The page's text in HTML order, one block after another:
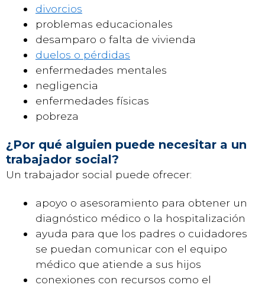
divorcios
problemas educacionales
desamparo o falta de vivienda
duelos o pérdidas
enfermedades mentales
negligencia
enfermedades físicas
pobreza
¿Por qué alguien puede necesitar a un
trabajador social?
Un trabajador social puede ofrecer:
apoyo o asesoramiento para obtener un
diagnóstico médico o la hospitalización
ayuda para que los padres o cuidadores
se puedan comunicar con el equipo
médico que atiende a sus hijos
conexiones con recursos como el